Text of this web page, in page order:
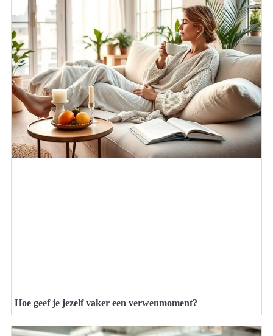
Hoe geef je jezelf vaker een verwenmoment?